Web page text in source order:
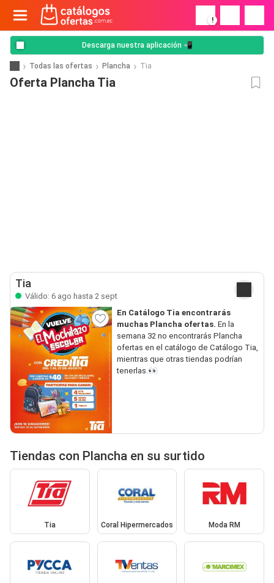
!
Descarga nuestra aplicación 📲
Todas las ofertas Plancha Tia
Oferta Plancha Tia
Tia
Válido: 6 ago hasta 2 sept
En Catálogo Tia encontrarás
muchas Plancha ofertas. En la
semana 32 no encontrarás Plancha
ofertas en el catálogo de Catálogo Tia,
mientras que otras tiendas podrían
tenerlas.👀
Tiendas con Plancha en su surtido
Tia Coral Hipermercados Moda RM